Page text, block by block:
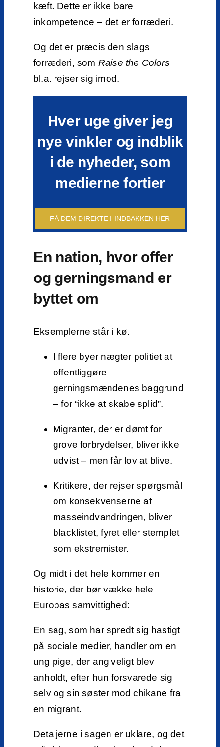
kæft. Dette er ikke bare
inkompetence – det er forræderi.
Og det er præcis den slags
forræderi, som Raise the Colors
bl.a. rejser sig imod.
Hver uge giver jeg
nye vinkler og indblik
i de nyheder, som
medierne fortier
FÅ DEM DIREKTE I INDBAKKEN HER
En nation, hvor offer
og gerningsmand er
byttet om
Eksemplerne står i kø.
I flere byer nægter politiet at
offentliggøre
gerningsmændenes baggrund
– for “ikke at skabe splid”.
Migranter, der er dømt for
grove forbrydelser, bliver ikke
udvist – men får lov at blive.
Kritikere, der rejser spørgsmål
om konsekvenserne af
masseindvandringen, bliver
blacklistet, fyret eller stemplet
som ekstremister.
Og midt i det hele kommer en
historie, der bør vække hele
Europas samvittighed:
En sag, som har spredt sig hastigt
på sociale medier, handler om en
ung pige, der angiveligt blev
anholdt, efter hun forsvarede sig
selv og sin søster mod chikane fra
en migrant.
Detaljerne i sagen er uklare, og det